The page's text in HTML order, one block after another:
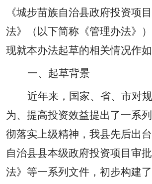
《城步苗族自治县政府投资项
法》（以下简称《管理办法》
现就本办法起草的相关情况作如
一、起草背景
近年来，国家、省、市对
为、提高投资效益提出了一系
彻落实上级精神，我县先后出
自治县县本级政府投资项目审
法》等一系列文件，初步构建